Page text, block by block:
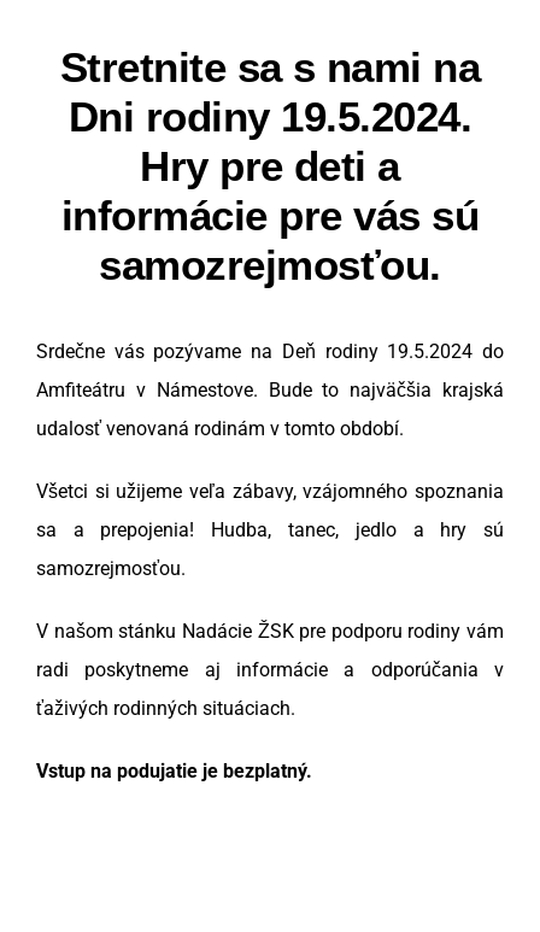
Stretnite sa s nami na
Dni rodiny 19.5.2024.
Hry pre deti a
informácie pre vás sú
samozrejmosťou.
Srdečne vás pozývame na Deň rodiny 19.5.2024 do
Amfiteátru v Námestove. Bude to najväčšia krajská
udalosť venovaná rodinám v tomto období.
Všetci si užijeme veľa zábavy, vzájomného spoznania
sa a prepojenia! Hudba, tanec, jedlo a hry sú
samozrejmosťou.
V našom stánku Nadácie ŽSK pre podporu rodiny vám
radi poskytneme aj informácie a odporúčania v
ťaživých rodinných situáciach.
Vstup na podujatie je bezplatný.